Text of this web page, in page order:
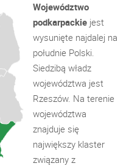
Województwo
podkarpackie jest
wysunięte najdalej na
południe Polski.
Siedzibą władz
województwa jest
Rzeszów. Na terenie
województwa
znajduje się
największy klaster
związany z